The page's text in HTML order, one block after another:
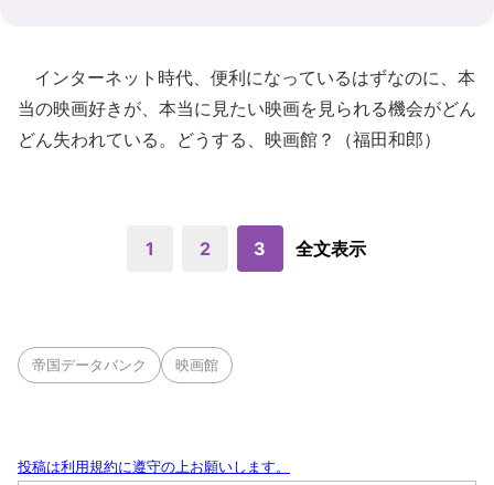
インターネット時代、便利になっているはずなのに、本
当の映画好きが、本当に見たい映画を見られる機会がどん
どん失われている。どうする、映画館？（福田和郎）
1 2 3 全文表示
帝国データバンク 映画館